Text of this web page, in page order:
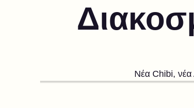
Νέα Chibi, νέα